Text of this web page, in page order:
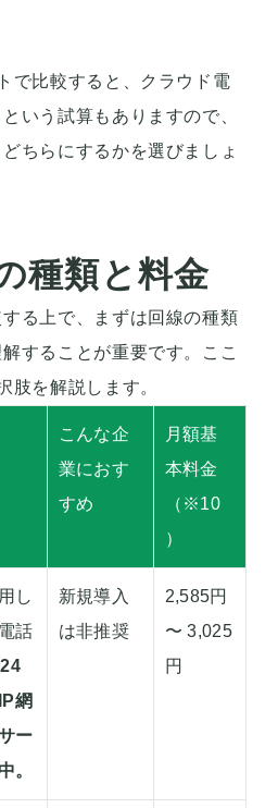
で比較すると、クラウド電
いう試算もありますので、
ちらにするかを選びましょ
種類と料金
る上で、まずは回線の種類
することが重要です。ここ
肢を解説します。
こんな企
業におす
すめ
月額基
本料金
（※10
）
し
話
網
ー
。
新規導入
は非推奨
2,585円
〜 3,025
円